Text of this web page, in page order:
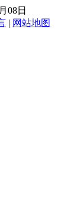
08日
| 网站地图